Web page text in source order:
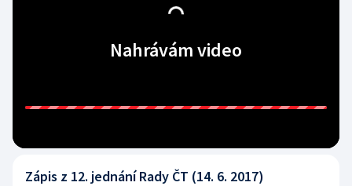
Nahrávám video
Zápis z 12. jednání Rady ČT (14. 6. 2017)